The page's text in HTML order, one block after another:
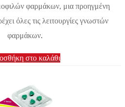
φαρμάκων, μια προηγμένη
όλες τις λειτουργίες γνωστών
φαρμάκων.
στο καλάθι